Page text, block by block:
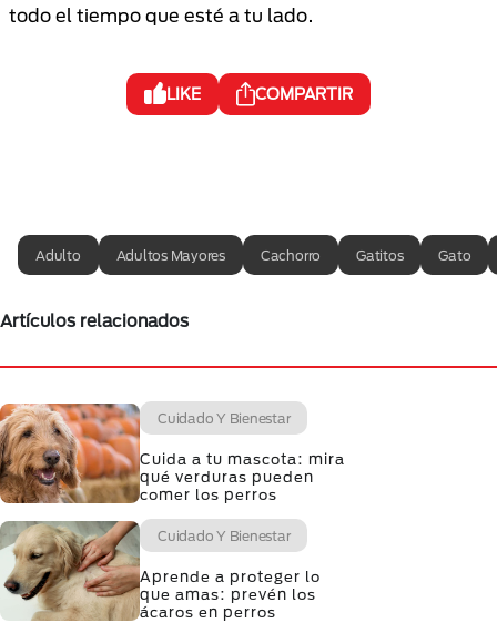
todo el tiempo que esté a tu lado.
LIKE COMPARTIR
Adulto Adultos Mayores Cachorro Gatitos Gato
Artículos relacionados
Cuidado Y Bienestar
Cuida a tu mascota: mira
qué verduras pueden
comer los perros
Cuidado Y Bienestar
Aprende a proteger lo
que amas: prevén los
ácaros en perros